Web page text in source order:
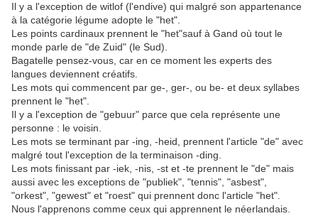
Il y a l'exception de witlof (l'endive) qui malgré son appartenance
à la catégorie légume adopte le "het".
Les points cardinaux prennent le "het"sauf à Gand où tout le
monde parle de "de Zuid" (le Sud).
Bagatelle pensez-vous, car en ce moment les experts des
langues deviennent créatifs.
Les mots qui commencent par ge-, ger-, ou be- et deux syllabes
prennent le "het".
Il y a l'exception de "gebuur" parce que cela représente une
personne : le voisin.
Les mots se terminant par -ing, -heid, prennent l'article "de" avec
malgré tout l'exception de la terminaison -ding.
Les mots finissant par -iek, -nis, -st et -te prennent le "de" mais
aussi avec les exceptions de "publiek", "tennis", "asbest",
"orkest", "gewest" et "roest" qui prennent donc l'article "het".
Nous l'apprenons comme ceux qui apprennent le néerlandais.